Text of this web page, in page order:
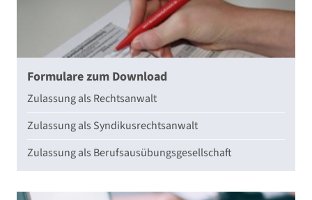
Formulare zum Download
Zulassung als Rechtsanwalt
Zulassung als Syndikusrechtsanwalt
Zulassung als Berufsausübungsgesellschaft